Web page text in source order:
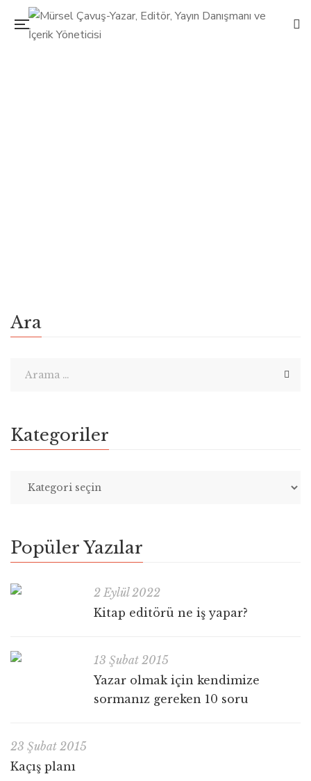
Ara
Kategoriler
Popüler Yazılar
2 Eylül 2022
Kitap editörü ne iş yapar?
13 Şubat 2015
Yazar olmak için kendimize
sormanız gereken 10 soru
23 Şubat 2015
Kaçış planı